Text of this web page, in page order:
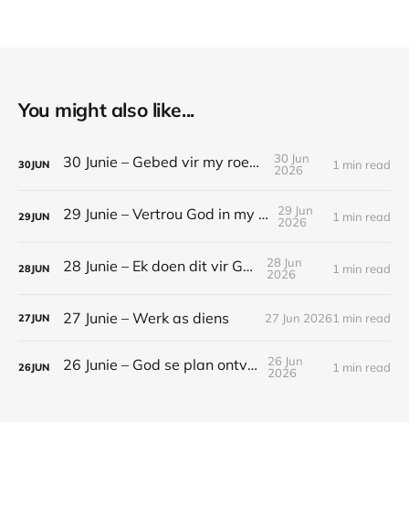
You might also like...
30JUN 30 Junie – Gebed vir my roeping
30 Jun
2026
1 min read
29JUN 29 Junie – Vertrou God in my werk
29 Jun
2026
1 min read
28JUN 28 Junie – Ek doen dit vir God
28 Jun
2026
1 min read
27JUN 27 Junie – Werk as diens 27 Jun 20261 min read
26JUN 26 Junie – God se plan ontvou
26 Jun
2026
1 min read